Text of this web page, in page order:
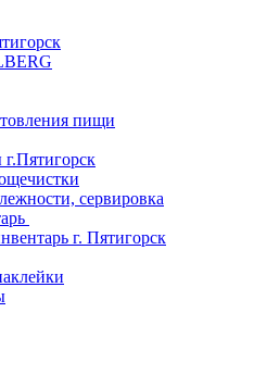
пищи
сервировка
г. Пятигорск